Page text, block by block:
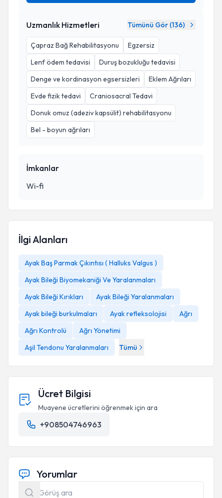
Uzmanlık Hizmetleri Tümünü Gör (136)
Çapraz Bağ Rehabilitasyonu
Egzersiz
Lenf ödem tedavisi
Duruş bozukluğu tedavisi
Denge ve kordinasyon egsersizleri
Eklem Ağrıları
Evde fizik tedavi
Craniosacral Tedavi
Donuk omuz (adeziv kapsülit) rehabilitasyonu
Bel - boyun ağrıları
İmkanlar
Wi-fi
İlgi Alanları
Ayak Baş Parmak Çıkıntısı ( Halluks Valgus )
Ayak Bileği Biyomekaniği Ve Yaralanmaları
Ayak Bileği Kırıkları
Ayak Bileği Yaralanmaları
Ayak bileği burkulmaları
Ayak refleksolojisi
Ağrı
Ağrı Kontrolü
Ağrı Yönetimi
Aşil Tendonu Yaralanmaları
Tümü
Ücret Bilgisi
Muayene ücretlerini öğrenmek için ara
+908504746963
Yorumlar